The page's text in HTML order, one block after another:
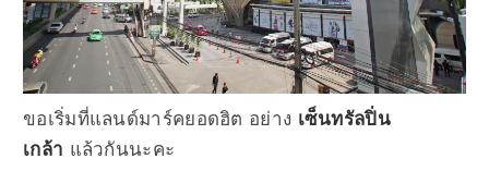
ขอเริ่มที่แลนด์มาร์คยอดฮิต อย่าง เซ็นทรัลปิ่น
เกล้า แล้วกันนะคะ